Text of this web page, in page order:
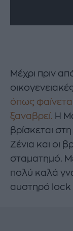
Μέχρι πριν
όπως
ξαναβρεί.
Η
βρίσκεται
Ζένια και οι
σταματημό.
πολύ καλά
αυστηρό lock